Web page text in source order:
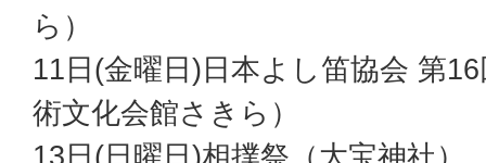
ら）
11日(金曜日)日本よし笛協会 第
術文化会館さきら）
13日(日曜日)相撲祭（大宝神社）